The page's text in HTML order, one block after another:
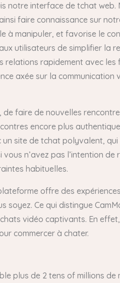
notre interface de tchat
faire connaissance sur
à manipuler, et favorise le
utilisateurs de simplifier la
rapidement avec les
axée sur la communication
faire de nouvelles
encore plus
site de tchat polyvalent, qui
n’avez pas l’intention
habituelles.
offre des
Ce qui distingue
vidéo captivants. En
commercer à chater.
plus de 2 tens of millions de